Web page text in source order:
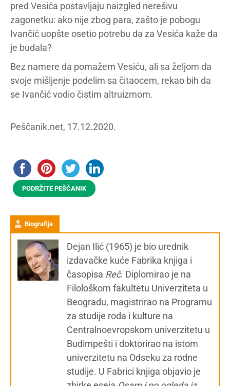
pred Vesića postavljaju naizgled nerešivu
zagonetku: ako nije zbog para, zašto je pobogu
Ivančić uopšte osetio potrebu da za Vesića kaže da
je budala?
Bez namere da pomažem Vesiću, ali sa željom da
svoje mišljenje podelim sa čitaocem, rekao bih da
se Ivančić vodio čistim altruizmom.
Peščanik.net, 17.12.2020.
PODRŽITE PEŠČANIK
Biografija
Dejan Ilić (1965) je bio urednik
izdavačke kuće Fabrika knjiga i
časopisa Reč. Diplomirao je na
Filološkom fakultetu Univerziteta u
Beogradu, magistrirao na Programu
za studije roda i kulture na
Centralnoevropskom univerzitetu u
Budimpešti i doktorirao na istom
univerzitetu na Odseku za rodne
studije. U Fabrici knjiga objavio je